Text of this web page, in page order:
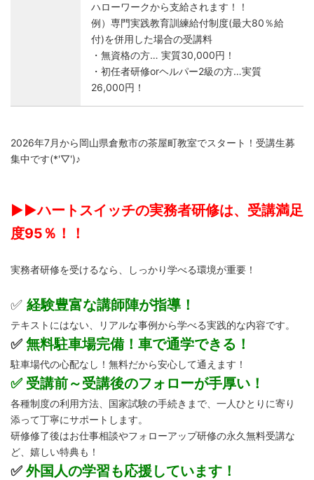
ハローワークから支給されます！！
例）専門実践教育訓練給付制度(最大80％給
付)を併用した場合の受講料
・無資格の方… 実質30,000円！
・初任者研修orヘルパー2級の方…実質
26,000円！
2026年7月から岡山県倉敷市の茶屋町教室でスタート！受講生募
集中です(*'▽')♪
▶▶ハートスイッチの実務者研修は、 受講満足
度95％！！
実務者研修を受けるなら、しっかり学べる環境が重要！
✅ 経験豊富な講師陣が指導！
テキストにはない、リアルな事例から学べる実践的な内容です。
✅ 無料駐車場完備！車で通学できる！
駐車場代の心配なし！無料だから安心して通えます！
✅ 受講前～受講後のフォローが手厚い！
各種制度の利用方法、国家試験の手続きまで、一人ひとりに寄り
添って丁寧にサポートします。
研修修了後はお仕事相談やフォローアップ研修の永久無料受講な
ど、嬉しい特典も！
✅ 外国人の学習も応援しています！